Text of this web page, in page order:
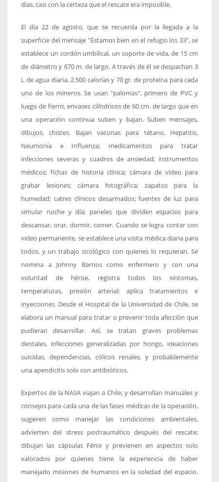
días, casi con la certeza que el rescate era imposible.
El día 22 de agosto, que se recuerda por la llegada a la
superficie del mensaje "Estamos bien en el refugio los 33", se
establece un cordón umbilical, un soporte de vida, de 15 cm
de diámetro y 670 m. de largo. A través de él se despachan 3
L de agua diaria, 2.500 calorías y 70 gr. de proteína para cada
uno de los mineros. Se usan "palomas", primero de PVC y
luego de fierro, envases cilíndricos de 60 cm. de largo que en
una operación continua suben y bajan. Suben mensajes,
dibujos, chistes. Bajan vacunas para tétano, Hepatitis,
Neumonía e Influenza; medicamentos para tratar
infecciones severas y cuadros de ansiedad; instrumentos
médicos; fichas de historia clínica; cámara de video para
grabar lesiones; cámara fotográfica; zapatos para la
humedad; catres clínicos desarmados; fuentes de luz para
simular noche y día; paneles que dividen espacios para
descansar, orar, dormir, comer. Cuando se logra contar con
video permanente, se establece una visita médica diaria para
todos, y un trabajo sicológico con quienes lo requieran. Se
nomina a Johnny Barrios como enfermero y con una
voluntad de héroe, registra todos los síntomas,
temperaturas, presión arterial; aplica tratamientos e
inyecciones. Desde el Hospital de la Universidad de Chile, se
elabora un manual para tratar o prevenir toda afección que
pudieran desarrollar. Así, se tratan graves problemas
dentales, infecciones generalizadas por hongo, ideaciones
suicidas, dependencias, cólicos renales, y probablemente
una apendicitis solo con antibióticos.
Expertos de la NASA viajan a Chile, y desarrollan manuales y
consejos para cada una de las fases médicas de la operación,
sugieren como manejar las condiciones ambientales,
advierten del stress postraumático después del rescate;
dibujan las cápsulas Fénix y previenen en aspectos solo
valorados por quienes tiene la experiencia de haber
manejado misiones de humanos en la soledad del espacio.